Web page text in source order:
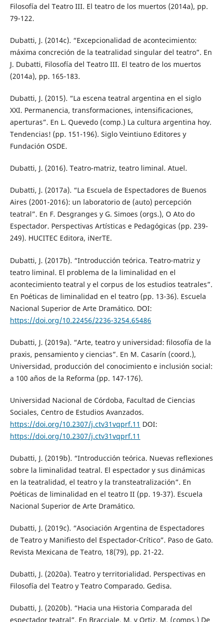
Filosofía del Teatro III. El teatro de los muertos (2014a), pp.
79-122.
Dubatti, J. (2014c). “Excepcionalidad de acontecimiento:
máxima concreción de la teatralidad singular del teatro”. En
J. Dubatti, Filosofía del Teatro III. El teatro de los muertos
(2014a), pp. 165-183.
Dubatti, J. (2015). “La escena teatral argentina en el siglo
XXI. Permanencia, transformaciones, intensificaciones,
aperturas”. En L. Quevedo (comp.) La cultura argentina hoy.
Tendencias! (pp. 151-196). Siglo Veintiuno Editores y
Fundación OSDE.
Dubatti, J. (2016). Teatro-matriz, teatro liminal. Atuel.
Dubatti, J. (2017a). “La Escuela de Espectadores de Buenos
Aires (2001-2016): un laboratorio de (auto) percepción
teatral”. En F. Desgranges y G. Simoes (orgs.), O Ato do
Espectador. Perspectivas Artísticas e Pedagógicas (pp. 239-
249). HUCITEC Editora, iNerTE.
Dubatti, J. (2017b). “Introducción teórica. Teatro-matriz y
teatro liminal. El problema de la liminalidad en el
acontecimiento teatral y el corpus de los estudios teatrales”.
En Poéticas de liminalidad en el teatro (pp. 13-36). Escuela
Nacional Superior de Arte Dramático. DOI:
https://doi.org/10.22456/2236-3254.65486
Dubatti, J. (2019a). “Arte, teatro y universidad: filosofía de la
praxis, pensamiento y ciencias”. En M. Casarín (coord.),
Universidad, producción del conocimiento e inclusión social:
a 100 años de la Reforma (pp. 147-176).
Universidad Nacional de Córdoba, Facultad de Ciencias
Sociales, Centro de Estudios Avanzados.
https://doi.org/10.2307/j.ctv31vqprf.11 DOI:
https://doi.org/10.2307/j.ctv31vqprf.11
Dubatti, J. (2019b). “Introducción teórica. Nuevas reflexiones
sobre la liminalidad teatral. El espectador y sus dinámicas
en la teatralidad, el teatro y la transteatralización”. En
Poéticas de liminalidad en el teatro II (pp. 19-37). Escuela
Nacional Superior de Arte Dramático.
Dubatti, J. (2019c). “Asociación Argentina de Espectadores
de Teatro y Manifiesto del Espectador-Crítico”. Paso de Gato.
Revista Mexicana de Teatro, 18(79), pp. 21-22.
Dubatti, J. (2020a). Teatro y territorialidad. Perspectivas en
Filosofía del Teatro y Teatro Comparado. Gedisa.
Dubatti, J. (2020b). “Hacia una Historia Comparada del
espectador teatral”. En Bracciale, M. y Ortiz, M. (comps.) De